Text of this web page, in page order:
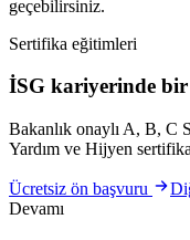
geçebilirsiniz.
Sertifika eğitimleri
İSG kariyerinde bir
Bakanlık onaylı A, B, C
Yardım ve Hijyen
Ücretsiz ön başvuru
Devamı